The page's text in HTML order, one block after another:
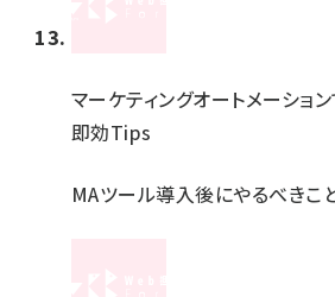
マーケティングオートメーショ
即効Tips
MAツール導入後にやるべきこ